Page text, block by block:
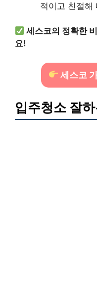
적이고 친절해
세스코의 정확한
요!
세스코
입주청소 잘